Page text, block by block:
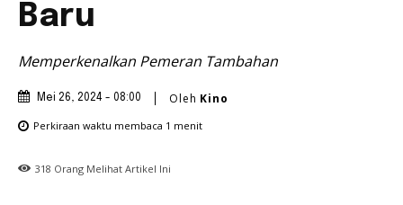
Baru
Memperkenalkan Pemeran Tambahan
Mei 26, 2024 - 08:00 Oleh Kino
Perkiraan waktu membaca 1 menit
318 Orang Melihat Artikel Ini